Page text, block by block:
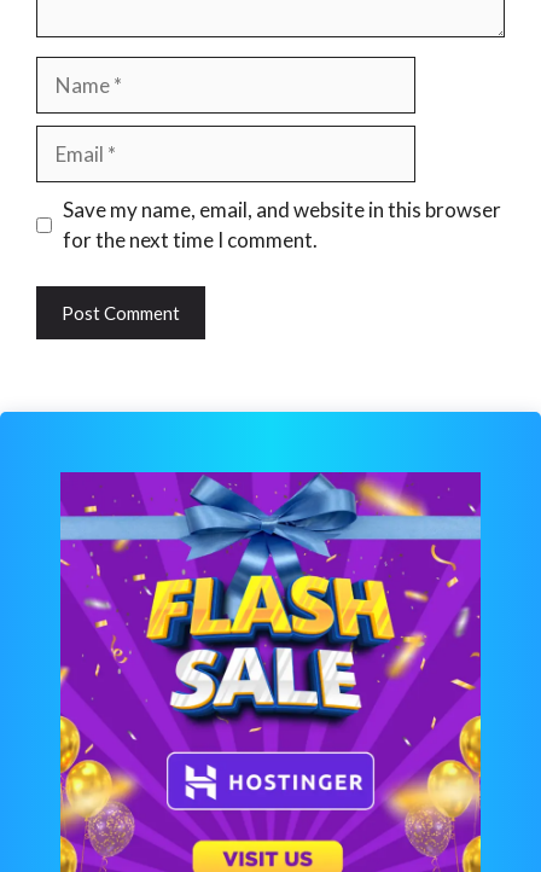
Name
Email
Website
Save my name, email, and website in this browser
for the next time I comment.